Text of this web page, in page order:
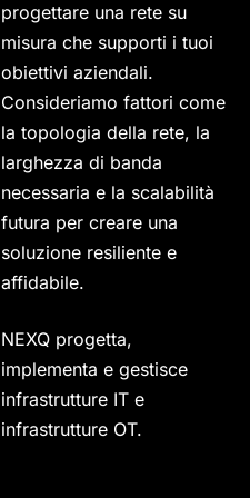
progettare una rete su
misura che supporti i tuoi
obiettivi aziendali.
Consideriamo fattori come
la topologia della rete, la
larghezza di banda
necessaria e la scalabilità
futura per creare una
soluzione resiliente e
affidabile.
NEXQ progetta,
implementa e gestisce
infrastrutture IT e
infrastrutture OT.